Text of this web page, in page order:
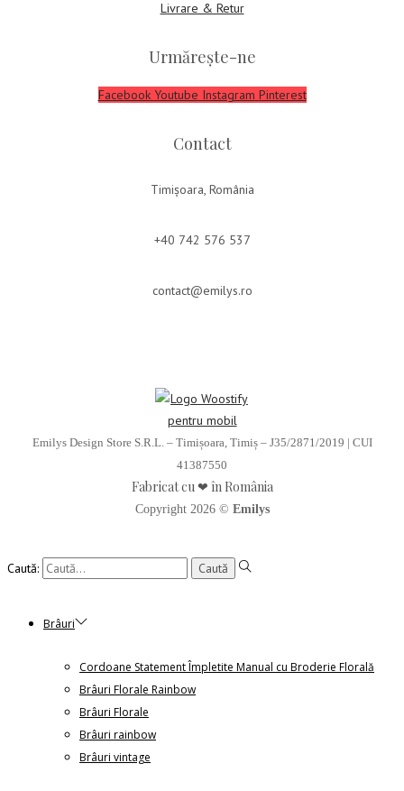
Livrare & Retur
Urmărește-ne
Facebook Youtube Instagram Pinterest
Contact
Timișoara, România
+40 742 576 537
contact@emilys.ro
Emilys Design Store S.R.L. – Timișoara, Timiș – J35/2871/2019 | CUI
41387550
Fabricat cu ❤ în România
Copyright 2026 © Emilys
Caută:
Brâuri
Cordoane Statement Împletite Manual cu Broderie Florală
Brâuri Florale Rainbow
Brâuri Florale
Brâuri rainbow
Brâuri vintage